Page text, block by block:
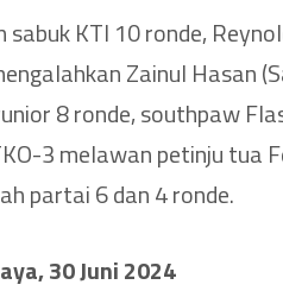
KTI 10 ronde,
Zainul Hasan
8 ronde, southpaw
3 melawan petinju tua
partai 6 dan 4 ronde.
30 Juni 2024